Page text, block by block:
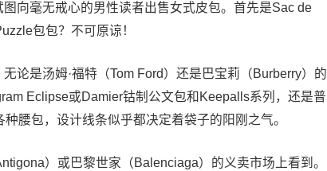
向毫无戒心的男性读者出售女式皮包。首先是Sac de
包包？不可原谅！
论是汤姆·福特（Tom Ford）还是巴宝莉（Burberry）的
Eclipse或Damier钴制公文包和Keepalls系列，还是普
腰包，设计线条似乎都决定着袋子的阳刚之气。
）或巴黎世家（Balenciaga）的义卖市场上看到。